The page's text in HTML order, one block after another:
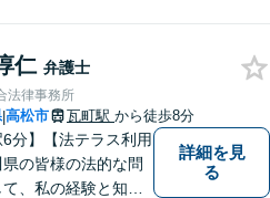
仁 弁護士
法律事務所
|高松市 瓦町駅 から徒歩8分
6分】【法テラス利用
の皆様の法的な問
、私の経験と知識
詳細を見
る